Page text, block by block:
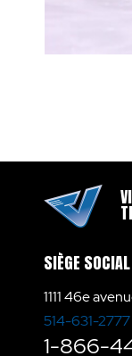
SIÈGE SOCIAL
1111 46e
514-631-2777
1-866-